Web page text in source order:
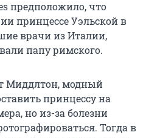
предположило, что
принцессе Уэльской в
врачи из Италии,
папу римского.
Миддлтон, модный
принцессу на
но из-за болезни
Тогда в